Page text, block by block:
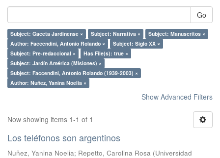
Go
Subject: Gaceta Jardinense × Subject: Narrativa ×
Subject: Manuscritos ×
Author: Faccendini, Antonio Rolando ×
Subject: Siglo XX ×
Subject: Pre-redaccional ×
Has File(s): true ×
Subject: Jardín América (Misiones) ×
Subject: Faccendini, Antonio Rolando (1939-2003) ×
Author: Nuñez, Yanina Noelia ×
Show Advanced Filters
Now showing items 1-1 of 1
Los teléfonos son argentinos
Nuñez, Yanina Noelia; Repetto, Carolina Rosa (Universidad